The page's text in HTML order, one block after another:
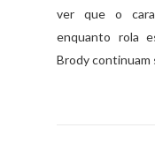
ver que o
enquanto rola
Brody continuam